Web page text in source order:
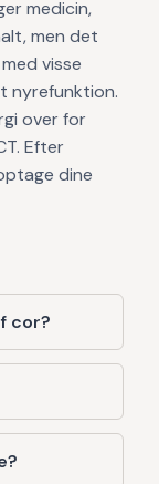
medicin,
men det
visse
nyrefunktion.
over for
Efter
dine
cor?